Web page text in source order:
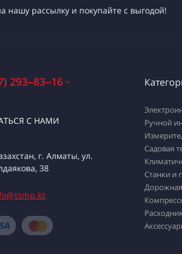
нашу рассылку и покупайте с выгодой!
293‒83‒16
С НАМИ
г. Алматы, ул.
38
Ручной
Садовая
Станки и